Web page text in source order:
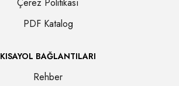
PDF Katalog
KISAYOL BAĞLANTILARI
Rehber